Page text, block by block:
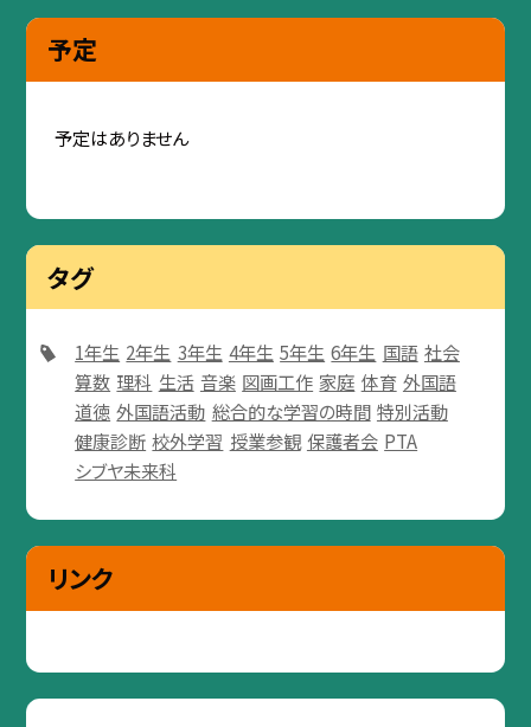
予定
予定はありません
タグ
1年生 2年生 3年生 4年生 5年生 6年生 国語 社会
算数 理科 生活 音楽 図画工作 家庭 体育 外国語
道徳 外国語活動 総合的な学習の時間 特別活動
健康診断 校外学習 授業参観 保護者会 PTA
シブヤ未来科
リンク